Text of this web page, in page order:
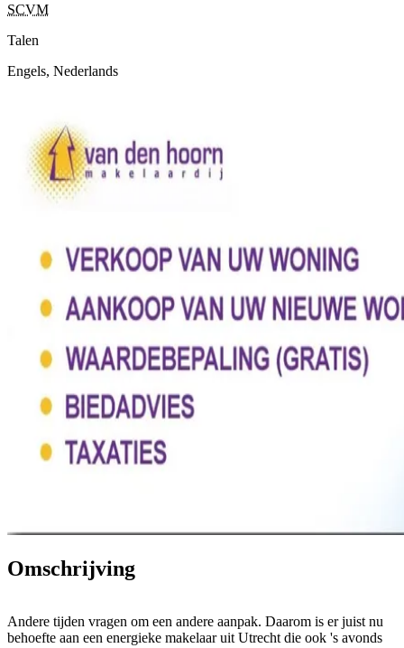
SCVM
Talen
Engels, Nederlands
Omschrijving
Andere tijden vragen om een andere aanpak. Daarom is er juist nu
behoefte aan een energieke makelaar uit Utrecht die ook 's avonds